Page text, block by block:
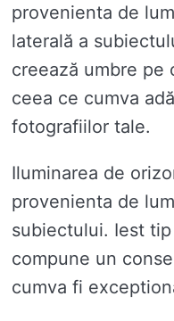
provenienta de
laterală a
creează umbre pe
ceea ce cumva
fotografiilor tale.
Iluminarea de
provenienta de
subiectului. Iest
compune un
cumva fi